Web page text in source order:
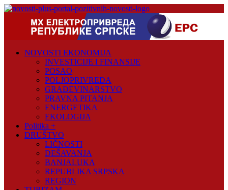
Skip
Novosti
NOVOSTI EKONOMIJA
INVESTICIJE I FINANSIJE
POSAO
POLJOPRIVREDA
GRAĐEVINARSTVO
PRAVNA PITANJA
ENERGETIKA
EKOLOGIJA
Politika +
DRUŠTVO
LIČNOSTI
DEŠAVANJA
BANJALUKA
REPUBLIKA SRPSKA
REGION